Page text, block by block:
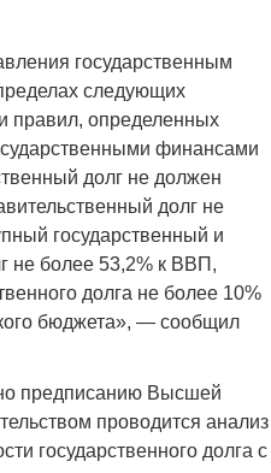
государственным
следующих
правил, определенных
финансами
долг не должен
долг не
государственный и
не более 53,2% к ВВП,
долга не более 10%
бюджета», — сообщил
предписанию Высшей
проводится анализ
государственного долга с